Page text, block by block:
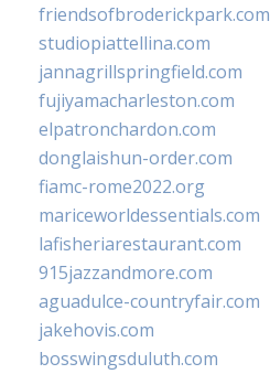
friendsofbroderickpark.com
studiopiattellina.com
jannagrillspringfield.com
fujiyamacharleston.com
elpatronchardon.com
donglaishun-order.com
fiamc-rome2022.org
mariceworldessentials.com
lafisheriarestaurant.com
915jazzandmore.com
aguadulce-countryfair.com
jakehovis.com
bosswingsduluth.com